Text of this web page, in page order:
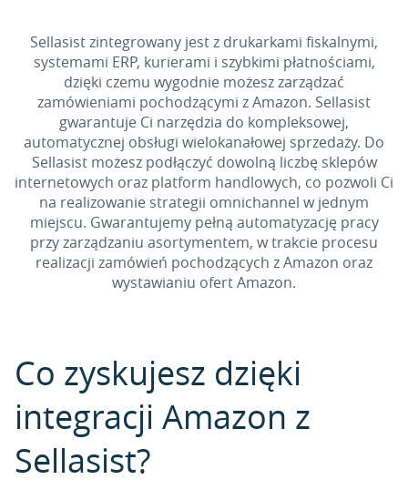
Sellasist zintegrowany jest z drukarkami fiskalnymi,
systemami ERP, kurierami i szybkimi płatnościami,
dzięki czemu wygodnie możesz zarządzać
zamówieniami pochodzącymi z Amazon. Sellasist
gwarantuje Ci narzędzia do kompleksowej,
automatycznej obsługi wielokanałowej sprzedaży. Do
Sellasist możesz podłączyć dowolną liczbę sklepów
internetowych oraz platform handlowych, co pozwoli Ci
na realizowanie strategii omnichannel w jednym
miejscu. Gwarantujemy pełną automatyzację pracy
przy zarządzaniu asortymentem, w trakcie procesu
realizacji zamówień pochodzących z Amazon oraz
wystawianiu ofert Amazon.
Co zyskujesz dzięki
integracji Amazon z
Sellasist?